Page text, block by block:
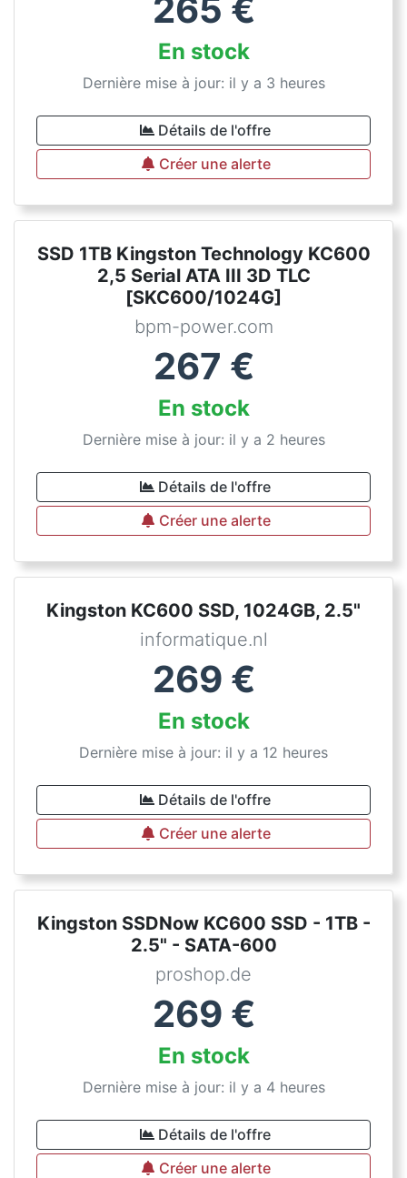
265 €
En stock
Dernière mise à jour: il y a 3 heures
Détails de l'offre
Créer une alerte
SSD 1TB Kingston Technology KC600
2,5 Serial ATA III 3D TLC
[SKC600/1024G]
bpm-power.com
267 €
En stock
Dernière mise à jour: il y a 2 heures
Détails de l'offre
Créer une alerte
Kingston KC600 SSD, 1024GB, 2.5"
informatique.nl
269 €
En stock
Dernière mise à jour: il y a 12 heures
Détails de l'offre
Créer une alerte
Kingston SSDNow KC600 SSD - 1TB -
2.5" - SATA-600
proshop.de
269 €
En stock
Dernière mise à jour: il y a 4 heures
Détails de l'offre
Créer une alerte